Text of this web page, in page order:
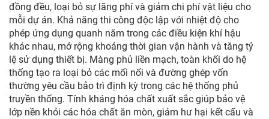
đồng đều, loại bỏ sự lãng phí và giảm chi phí vật liệu cho
mỗi dự án. Khả năng thi công độc lập với nhiệt độ cho
phép ứng dụng quanh năm trong các điều kiện khí hậu
khác nhau, mở rộng khoảng thời gian vận hành và tăng tỷ
lệ sử dụng thiết bị. Màng phủ liền mạch, toàn khối do hệ
thống tạo ra loại bỏ các mối nối và đường ghép vốn
thường yêu cầu bảo trì định kỳ trong các hệ thống phủ
truyền thống. Tính kháng hóa chất xuất sắc giúp bảo vệ
lớp nền khỏi các hóa chất ăn mòn, giảm hư hại kết cấu và